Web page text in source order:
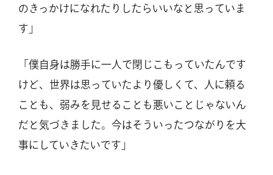
のきっかけになれたりしたらいいなと思っていま
す」
「僕自身は勝手に一人で閉じこもっていたんです
けど、世界は思っていたより優しくて、人に頼る
ことも、弱みを見せることも悪いことじゃないん
だと気づきました。今はそういったつながりを大
事にしていきたいです」